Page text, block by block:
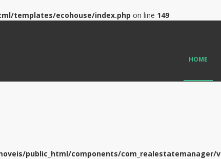
templates/ecohouse/index.php on line 149
HOME
public_html/components/